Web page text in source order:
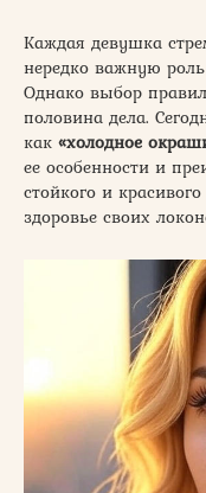
Каждая девушка
нередко важную роль
Однако выбор
половина дела.
как «холодное
ее особенности и
стойкого и
здоровье своих